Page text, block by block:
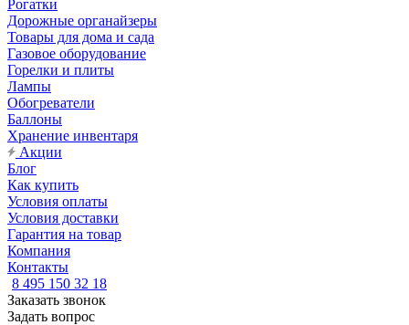
Рогатки
Дорожные органайзеры
Товары для дома и сада
Газовое оборудование
Горелки и плиты
Лампы
Обогреватели
Баллоны
Хранение инвентаря
Акции
Блог
Как купить
Условия оплаты
Условия доставки
Гарантия на товар
Компания
Контакты
8 495 150 32 18
Заказать звонок
Задать вопрос